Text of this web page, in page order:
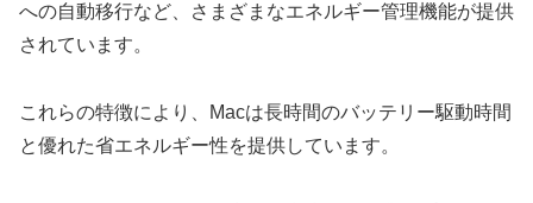
への自動移行など、さまざまなエネルギー管理機能が提供
されています。
これらの特徴により、Macは長時間のバッテリー駆動時間
と優れた省エネルギー性を提供しています。